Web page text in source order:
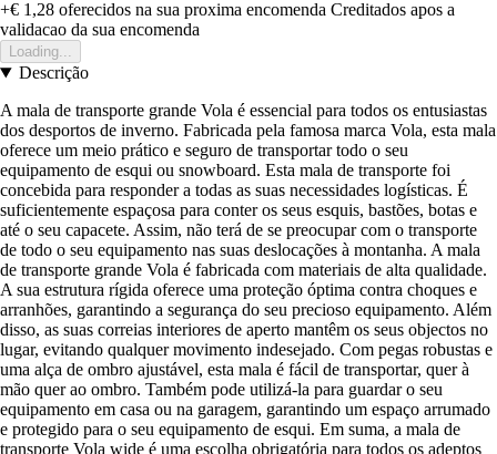
+€ 1,28 oferecidos na sua proxima encomenda Creditados apos a
validacao da sua encomenda
Loading...
Descrição
A mala de transporte grande Vola é essencial para todos os entusiastas
dos desportos de inverno. Fabricada pela famosa marca Vola, esta mala
oferece um meio prático e seguro de transportar todo o seu
equipamento de esqui ou snowboard. Esta mala de transporte foi
concebida para responder a todas as suas necessidades logísticas. É
suficientemente espaçosa para conter os seus esquis, bastões, botas e
até o seu capacete. Assim, não terá de se preocupar com o transporte
de todo o seu equipamento nas suas deslocações à montanha. A mala
de transporte grande Vola é fabricada com materiais de alta qualidade.
A sua estrutura rígida oferece uma proteção óptima contra choques e
arranhões, garantindo a segurança do seu precioso equipamento. Além
disso, as suas correias interiores de aperto mantêm os seus objectos no
lugar, evitando qualquer movimento indesejado. Com pegas robustas e
uma alça de ombro ajustável, esta mala é fácil de transportar, quer à
mão quer ao ombro. Também pode utilizá-la para guardar o seu
equipamento em casa ou na garagem, garantindo um espaço arrumado
e protegido para o seu equipamento de esqui. Em suma, a mala de
transporte Vola wide é uma escolha obrigatória para todos os adeptos